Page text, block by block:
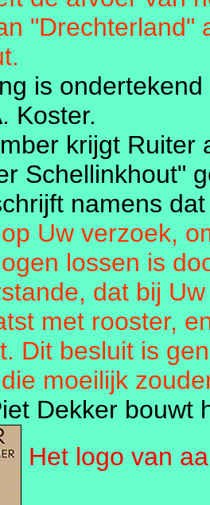
"Drechterland"
is
Koster.
krijgt Ruiter
Schellinkhout"
namens
Uw verzoek,
lossen is
dat bij
met rooster,
Dit besluit is
moeilijk
Dekker bouwt
Het logo van